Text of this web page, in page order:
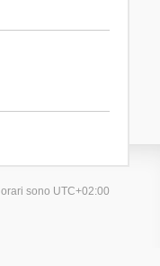
sono UTC+02:00